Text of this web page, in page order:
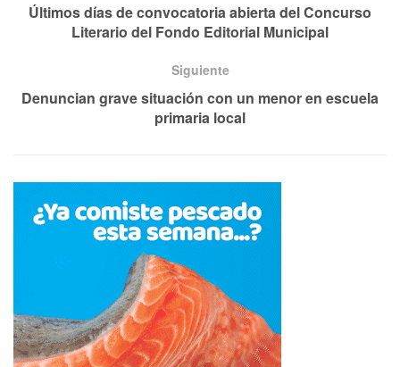
Últimos días de convocatoria abierta del Concurso
Literario del Fondo Editorial Municipal
Siguiente
Denuncian grave situación con un menor en escuela
primaria local